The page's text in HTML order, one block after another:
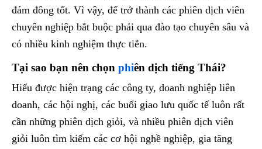
đám đông tốt. Vì vậy, để trở thành các phiên dịch viên
chuyên nghiệp bắt buộc phải qua đào tạo chuyên sâu và
có nhiều kinh nghiệm thực tiễn.
Tại sao bạn nên chọn phiên dịch tiếng Thái?
Hiểu được hiện trạng các công ty, doanh nghiệp liên
doanh, các hội nghị, các buổi giao lưu quốc tế luôn rất
cần những phiên dịch giỏi, và nhiều phiên dịch viên
giỏi luôn tìm kiếm các cơ hội nghề nghiệp, gia tăng